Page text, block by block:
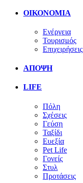
ΟΙΚΟΝΟΜΙΑ
Ενέργεια
Τουρισμός
Επιχειρήσεις
ΑΠΟΨΗ
LIFE
Πόλη
Σχέσεις
Γεύση
Ταξίδι
Ευεξία
Pet Life
Γονείς
Στυλ
Προτάσεις